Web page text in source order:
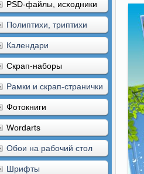
PSD-файлы, исходники
Полиптихи, триптихи
Календари
Скрап-наборы
Рамки и скрап-странички
Фотокниги
Wordarts
Обои на рабочий стол
Шрифты